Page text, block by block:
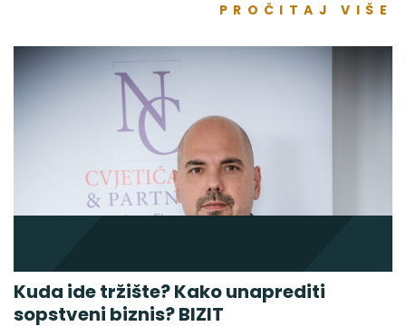
PROČITAJ VIŠE
Kuda ide tržište? Kako unaprediti
sopstveni biznis? BIZIT